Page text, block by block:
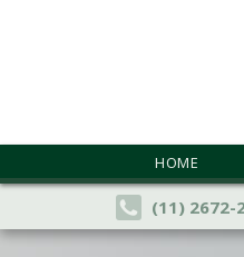
Formação
Artigos
HOME
(11) 2672-